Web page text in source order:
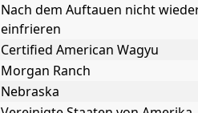
Nach dem Auftauen nicht
einfrieren
Certified American Wagyu
Morgan Ranch
Nebraska